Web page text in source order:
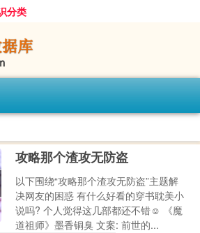
分类
攻略那个渣攻无防盗
以下围绕“攻略那个渣攻无防盗”主题解
决网友的困惑 有什么好看的穿书耽美小
说吗? 个人觉得这几部都还不错☺ 《魔
道祖师》墨香铜臭 文案: 前世的...